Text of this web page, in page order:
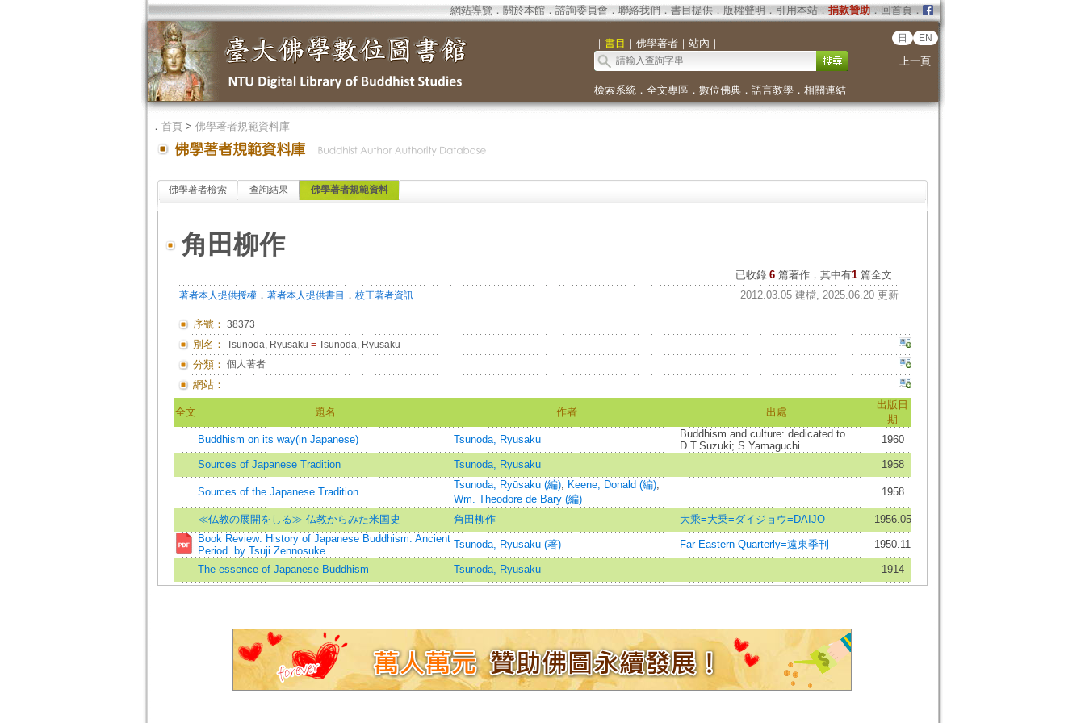
網站導覽 ． 關於本館． 諮詢委員會． 聯絡我們 ． 書目提供． 版權聲明 ． 引用本站． 捐款贊助．回首頁．
｜ 書目 ｜ 佛學著者｜ 站內 ｜ 日 EN
上一頁
檢索系統． 全文專區 ． 數位佛典． 語言教學． 相關連結
． 首頁> 佛學著者規範資料庫
佛學著者檢索 查詢結果 佛學著者規範資料
角田柳作
已收錄 6 篇著作，其中有1篇全文
著者本人提供授權． 著者本人提供書目 ． 校正著者資訊 2012.03.05 建檔, 2025.06.20 更新
序號： 38373
別名： Tsunoda, Ryusaku =Tsunoda, Ryūsaku
分類： 個人著者
網站：
全文 題名 作者 出處
出版日
期
Buddhism on its way(in Japanese)
Tsunoda, Ryusaku
Buddhism and culture: dedicated to
D.T.Suzuki; S.Yamaguchi
1960
Sources of Japanese Tradition Tsunoda, Ryusaku 1958
Sources of the Japanese Tradition
Tsunoda, Ryūsaku (編); Keene, Donald (編);
Wm. Theodore de Bary (編)
1958
≪仏教の展開をしる≫ 仏教からみた米国史 角田柳作 大乘=大乗=ダイジョウ=DAIJO
1956.05
Book Review: History of Japanese Buddhism: Ancient
Period. by Tsuji Zennosuke
Tsunoda, Ryusaku (著) Far Eastern Quarterly=遠東季刊 1950.11
The essence of Japanese Buddhism Tsunoda, Ryusaku 1914